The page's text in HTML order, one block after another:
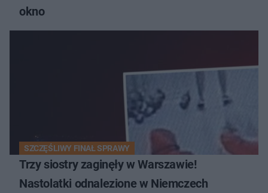
okno
SZCZĘŚLIWY FINAŁ SPRAWY
Trzy siostry zaginęły w Warszawie!
Nastolatki odnalezione w Niemczech